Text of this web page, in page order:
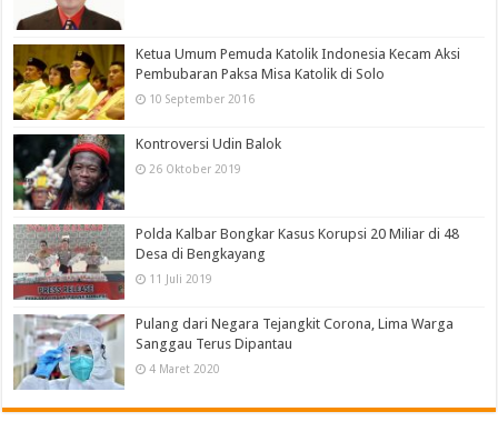
Ketua Umum Pemuda Katolik Indonesia Kecam Aksi
Pembubaran Paksa Misa Katolik di Solo
10 September 2016
Kontroversi Udin Balok
26 Oktober 2019
Polda Kalbar Bongkar Kasus Korupsi 20 Miliar di 48
Desa di Bengkayang
11 Juli 2019
Pulang dari Negara Tejangkit Corona, Lima Warga
Sanggau Terus Dipantau
4 Maret 2020